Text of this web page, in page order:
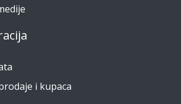
i kupaca